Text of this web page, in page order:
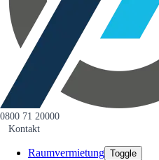
0800 71 20000
Kontakt
Raumvermietung Toggle